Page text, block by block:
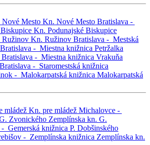
Mesto Kn. Nové Mesto Bratislava -
Kn. Podunajské Biskupice
Ružinov Kn. Ružinov Bratislava - Mestská
Bratislava - Miestna knižnica Petržalka
Bratislava - Miestna knižnica Vrakuňa
Bratislava - Staromestská knižnica
- Malokarpatská knižnica Malokarpatská
mládež Kn. pre mládež Michalovce -
Zvonického Zemplínska kn. G.
- Gemerská knižnica P. Dobšinského
- Zemplínska knižnica Zemplínska kn.